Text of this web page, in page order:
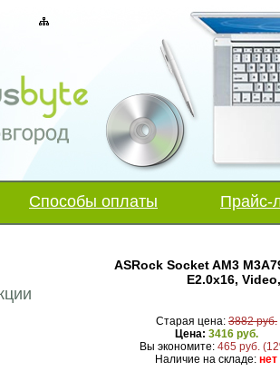
Способы оплаты Прайс-
ASRock Socket AM3
E2.0x16,
Старая цена: 3882 руб.
Цена: 3416 руб.
Вы экономите:465 руб.
Наличие на складе:нет